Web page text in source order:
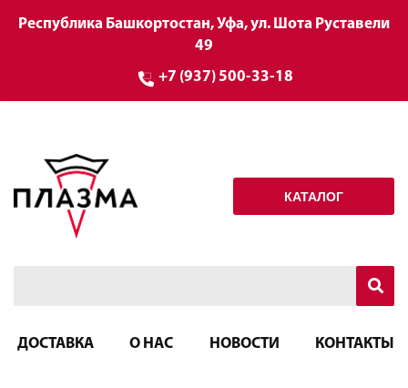
Республика Башкортостан, Уфа, ул. Шота Руставели
49
+7 (937) 500-33-18
КАТАЛОГ
ДОСТАВКА О НАС НОВОСТИ КОНТАКТЫ